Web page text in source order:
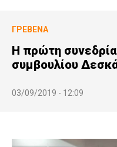
ΓΡΕΒΕΝΆ
Η πρώτη
συμβουλίου
03/09/2019 - 12:09